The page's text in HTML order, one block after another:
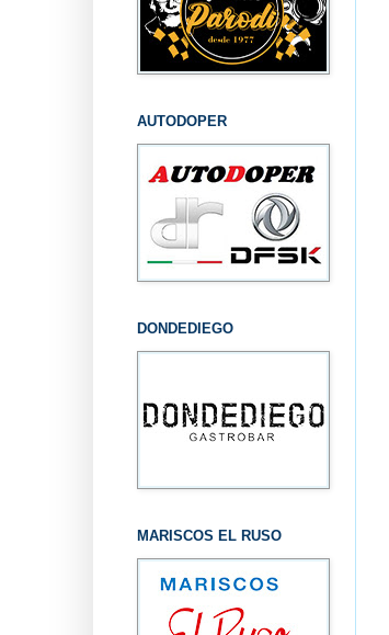
AUTODOPER
DONDEDIEGO
MARISCOS EL RUSO